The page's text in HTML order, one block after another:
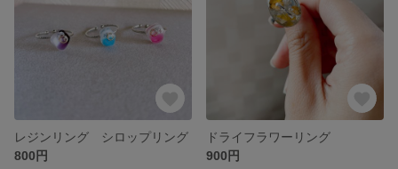
レジンリング シロップリング
800円
ドライフラワーリング
900円